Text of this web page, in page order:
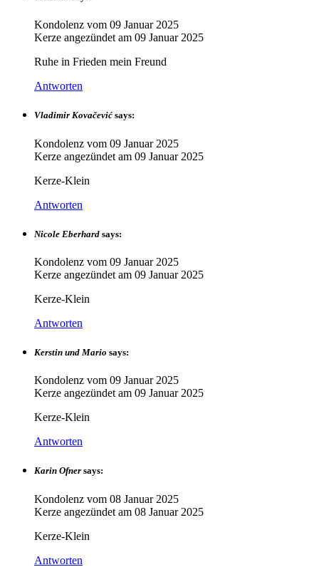
Kondolenz vom 09 Januar 2025
Kerze angezündet am 09 Januar 2025
Ruhe in Frieden mein Freund
Antworten
Vladimir Kovačević says:
Kondolenz vom 09 Januar 2025
Kerze angezündet am 09 Januar 2025
Kerze-Klein
Antworten
Nicole Eberhard says:
Kondolenz vom 09 Januar 2025
Kerze angezündet am 09 Januar 2025
Kerze-Klein
Antworten
Kerstin und Mario says:
Kondolenz vom 09 Januar 2025
Kerze angezündet am 09 Januar 2025
Kerze-Klein
Antworten
Karin Ofner says:
Kondolenz vom 08 Januar 2025
Kerze angezündet am 08 Januar 2025
Kerze-Klein
Antworten